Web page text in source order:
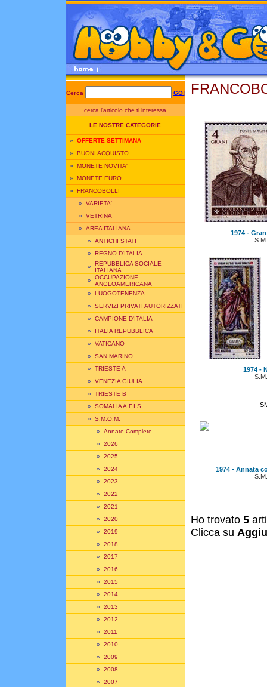
Cerca GO!
cerca l'articolo che ti interessa
LE NOSTRE CATEGORIE
» OFFERTE SETTIMANA
» BUONI ACQUISTO
» MONETE NOVITA'
» MONETE EURO
» FRANCOBOLLI
» VARIETA'
» VETRINA
» AREA ITALIANA
» ANTICHI STATI
» REGNO D'ITALIA
» REPUBBLICA SOCIALE
ITALIANA
» OCCUPAZIONE
ANGLOAMERICANA
» LUOGOTENENZA
» SERVIZI PRIVATI AUTORIZZATI
» CAMPIONE D'ITALIA
» ITALIA REPUBBLICA
» VATICANO
» SAN MARINO
» TRIESTE A
» VENEZIA GIULIA
» TRIESTE B
» SOMALIA A.F.I.S.
» S.M.O.M.
» Annate Complete
» 2026
» 2025
» 2024
» 2023
» 2022
» 2021
» 2020
» 2019
» 2018
» 2017
» 2016
» 2015
» 2014
» 2013
» 2012
» 2011
» 2010
» 2009
» 2008
» 2007
1974 -
1974 -
1974 - Annata
Ho trovato 5
Clicca su